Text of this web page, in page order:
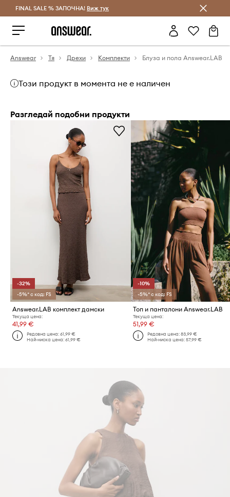
Спестявай с Answear Club
FINAL SALE % ЗАПОЧНА! Виж тук
Answear Тя Дрехи Комплекти Блуза и пола Answear.LAB
Този продукт в момента не е наличен
Разгледай подобни продукти
-32%
-5%* с код: FS
Answear.LAB комплект дамски
Текуща цена:
41,99 €
Редовна цена:61,99 €
Най-ниска цена:61,99 €
-10%
-5%* с код: FS
Топ и панталони Answear.LAB
Текуща цена:
51,99 €
Редовна цена: 83,99 €
Най-ниска цена: 57,99 €